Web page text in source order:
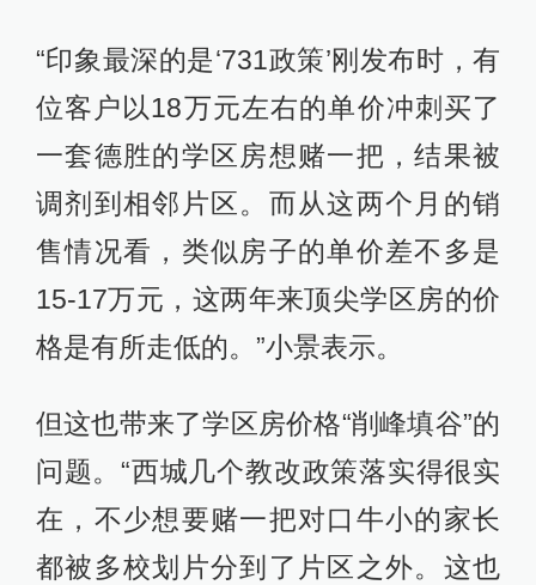
“印象最深的是‘731政策’刚发布时，有
位客户以18万元左右的单价冲刺买了
一套德胜的学区房想赌一把，结果被
调剂到相邻片区。而从这两个月的销
售情况看，类似房子的单价差不多是
15-17万元，这两年来顶尖学区房的价
格是有所走低的。”小景表示。
但这也带来了学区房价格“削峰填谷”的
问题。“西城几个教改政策落实得很实
在，不少想要赌一把对口牛小的家长
都被多校划片分到了片区之外。这也